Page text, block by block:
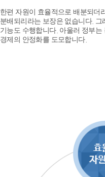
한편 자원이 효율적으로 배분되더
분배되리라는 보장은 없습니다.
기능도 수행합니다. 아울러 정부
경제의 안정화를 도모합니다.